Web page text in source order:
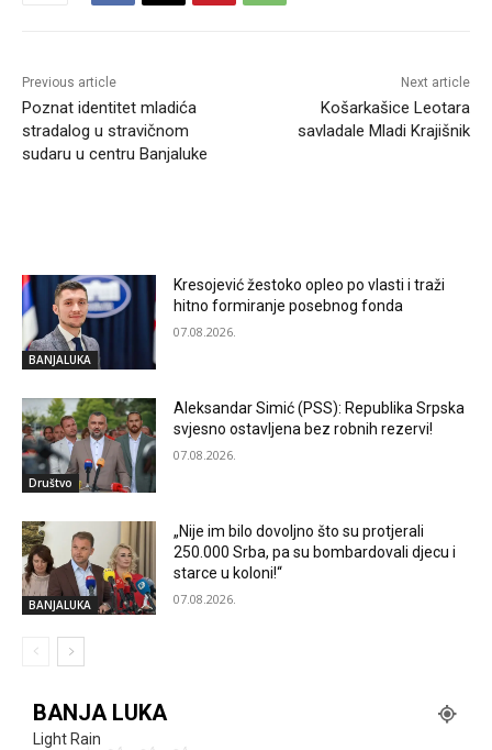
Previous article
Poznat identitet mladića
stradalog u stravičnom
sudaru u centru Banjaluke
Next article
Košarkašice Leotara
savladale Mladi Krajišnik
BANJALUKA
Kresojević žestoko opleo po vlasti i traži
hitno formiranje posebnog fonda
07.08.2026.
Društvo
Aleksandar Simić (PSS): Republika Srpska
svjesno ostavljena bez robnih rezervi!
07.08.2026.
BANJALUKA
„Nije im bilo dovoljno što su protjerali
250.000 Srba, pa su bombardovali djecu i
starce u koloni!“
07.08.2026.
BANJA LUKA
Light Rain